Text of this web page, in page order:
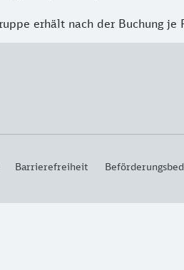
erhält nach der Buchung je
Barrierefreiheit